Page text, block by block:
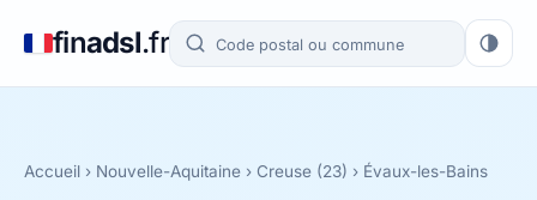
finadsl.fr
Accueil › Nouvelle-Aquitaine › Creuse (23) › Évaux-les-Bains